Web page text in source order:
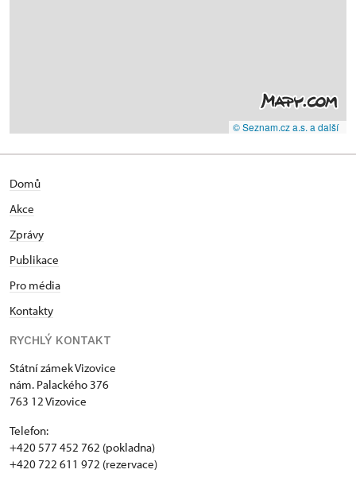
© Seznam.cz a.s. a další
Domů
Akce
Zprávy
Publikace
Pro média
Kontakty
RYCHLÝ KONTAKT
Státní zámek Vizovice
nám. Palackého 376
763 12 Vizovice
Telefon:
+420 577 452 762 (pokladna)
+420 722 611 972 (rezervace)